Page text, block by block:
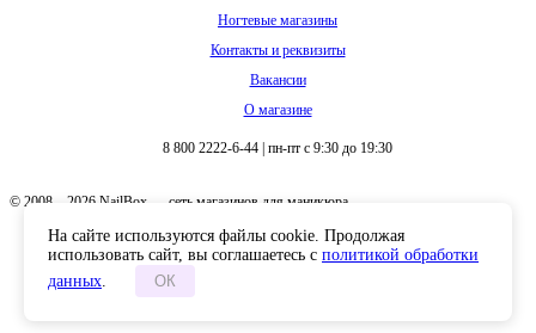
Ногтевые магазины
Контакты и реквизиты
Вакансии
О магазине
8 800 2222-6-44 пн-пт с 9:30 до 19:30
© 2008 – 2026 NailBox — сеть магазинов для маникюра
На сайте используются файлы cookie. Продолжая
использовать сайт, вы соглашаетесь с политикой обработки
данных. ОК